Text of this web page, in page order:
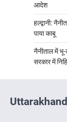
आदेश
हल्द्वानी:
पाया काबू
नैनीताल में भू-
सरकार में